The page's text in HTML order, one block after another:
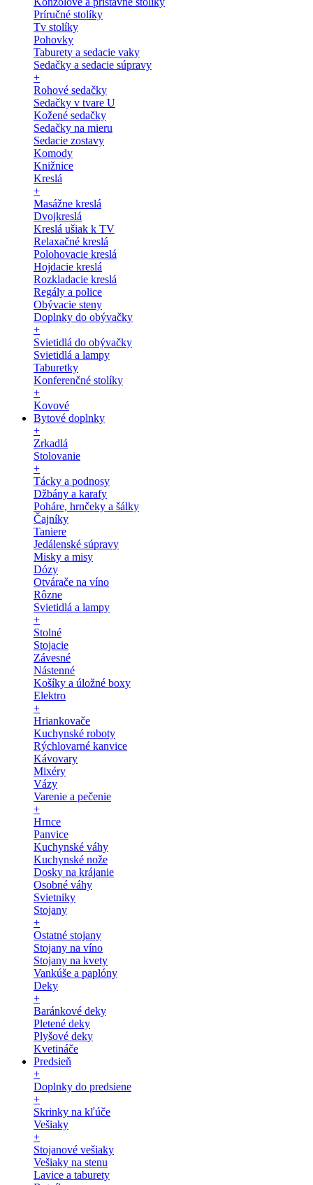
Príručné stolíky
Tv stolíky
Pohovky
Taburety a sedacie vaky
Sedačky a sedacie súpravy
+
Rohové sedačky
Sedačky v tvare U
Kožené sedačky
Sedačky na mieru
Sedacie zostavy
Komody
Knižnice
Kreslá
+
Masážne kreslá
Dvojkreslá
Kreslá ušiak k TV
Relaxačné kreslá
Polohovacie kreslá
Hojdacie kreslá
Rozkladacie kreslá
Regály a police
Obývacie steny
Doplnky do obývačky
+
Svietidlá do obývačky
Svietidlá a lampy
Taburetky
Konferenčné stolíky
+
Kovové
Bytové doplnky
+
Zrkadlá
Stolovanie
+
Tácky a podnosy
Džbány a karafy
Poháre, hrnčeky a šálky
Čajníky
Taniere
Jedálenské súpravy
Misky a misy
Dózy
Otvárače na víno
Rôzne
Svietidlá a lampy
+
Stolné
Stojacie
Závesné
Nástenné
Košíky a úložné boxy
Elektro
+
Hriankovače
Kuchynské roboty
Rýchlovarné kanvice
Kávovary
Mixéry
Vázy
Varenie a pečenie
+
Hrnce
Panvice
Kuchynské váhy
Kuchynské nože
Dosky na krájanie
Osobné váhy
Svietniky
Stojany
+
Ostatné stojany
Stojany na víno
Stojany na kvety
Vankúše a paplóny
Deky
+
Baránkové deky
Pletené deky
Plyšové deky
Kvetináče
Predsieň
+
Doplnky do predsiene
+
Skrinky na kľúče
Vešiaky
+
Stojanové vešiaky
Vešiaky na stenu
Lavice a taburety